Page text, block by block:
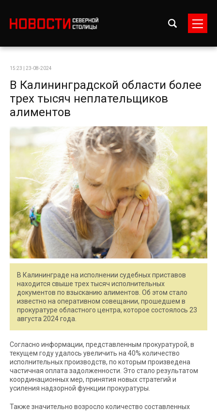
15:23 | 23-08-2024
В Калининградской области более
трех тысяч неплательщиков
алиментов
В Калининграде на исполнении судебных приставов
находится свыше трех тысяч исполнительных
документов по взысканию алиментов. Об этом стало
известно на оперативном совещании, прошедшем в
прокуратуре областного центра, которое состоялось 23
августа 2024 года.
Согласно информации, представленным прокуратурой, в
текущем году удалось увеличить на 40% количество
исполнительных производств, по которым произведена
частичная оплата задолженности. Это стало результатом
координационных мер, принятия новых стратегий и
усиления надзорной функции прокуратуры.
Также значительно возросло количество составленных